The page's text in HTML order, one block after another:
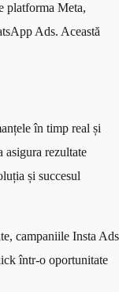
platforma Meta,
Ads. Această
în timp real și
asigura rezultate
și succesul
campaniile Insta Ads
într-o oportunitate